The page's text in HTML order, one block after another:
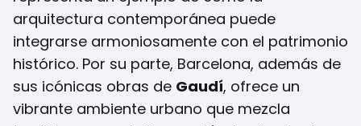
arquitectura contemporánea puede
integrarse armoniosamente con el patrimonio
histórico. Por su parte, Barcelona, además de
sus icónicas obras de Gaudí, ofrece un
vibrante ambiente urbano que mezcla